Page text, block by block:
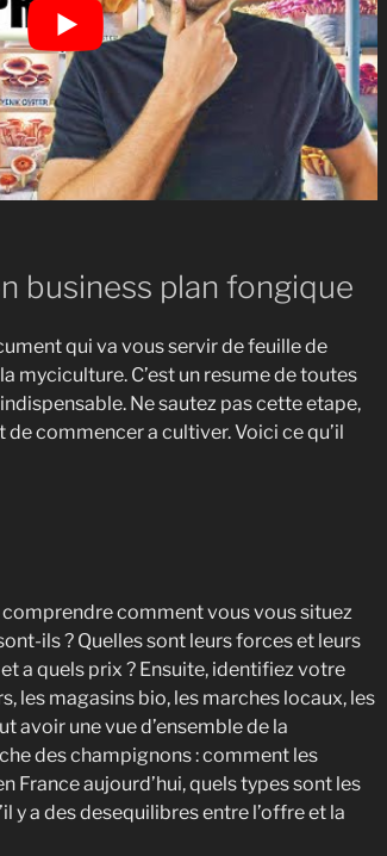
business plan fongique
qui va vous servir de feuille de
myciculture. C’est un resume de toutes
Ne sautez pas cette etape,
commencer a cultiver. Voici ce qu’il
comment vous vous situez
ils ? Quelles sont leurs forces et leurs
a quels prix ? Ensuite, identifiez votre
les magasins bio, les marches locaux, les
avoir une vue d’ensemble de la
des champignons : comment les
France aujourd’hui, quels types sont les
y a des desequilibres entre l’offre et la